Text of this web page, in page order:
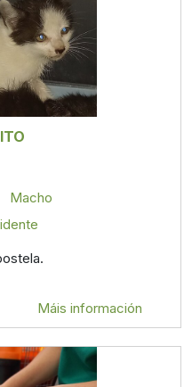
Macho
Máis información